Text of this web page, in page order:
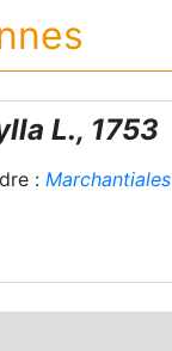
L., 1753
: Marchantiales